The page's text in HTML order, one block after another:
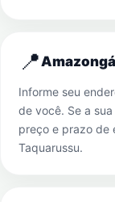
📍
Informe seu
de você. Se a
preço e prazo de
Taquarussu.